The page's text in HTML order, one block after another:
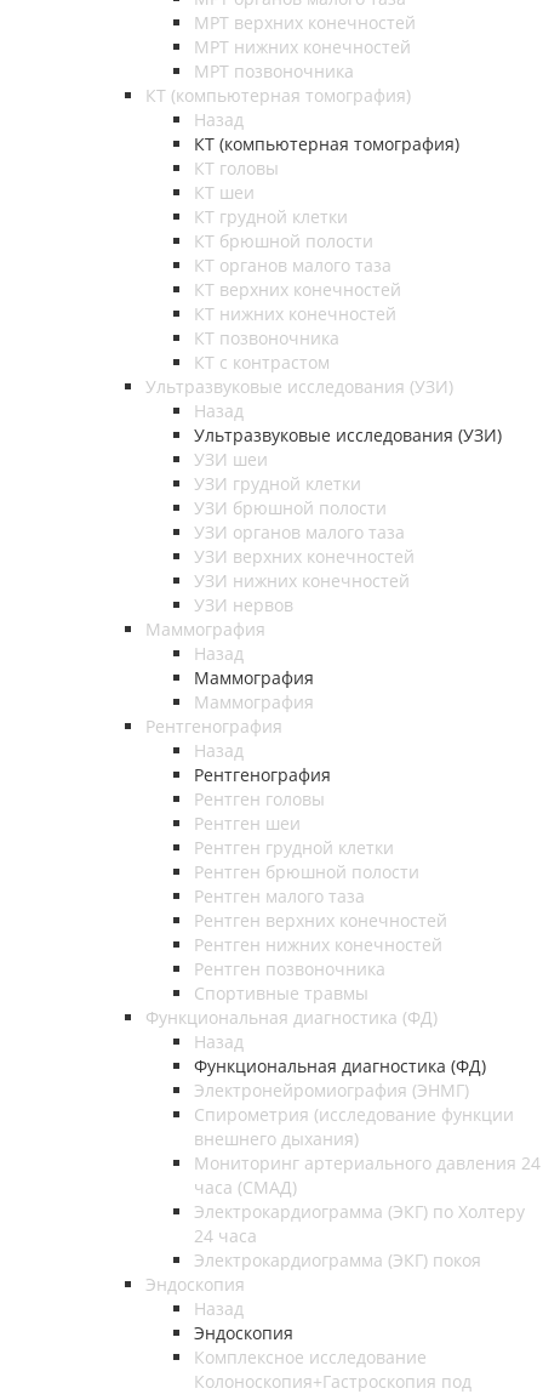
МРТ верхних конечностей
МРТ нижних конечностей
МРТ позвоночника
КТ (компьютерная томография)
Назад
КТ (компьютерная томография)
КТ головы
КТ шеи
КТ грудной клетки
КТ брюшной полости
КТ органов малого таза
КТ верхних конечностей
КТ нижних конечностей
КТ позвоночника
КТ с контрастом
Ультразвуковые исследования (УЗИ)
Назад
Ультразвуковые исследования (УЗИ)
УЗИ шеи
УЗИ грудной клетки
УЗИ брюшной полости
УЗИ органов малого таза
УЗИ верхних конечностей
УЗИ нижних конечностей
УЗИ нервов
Маммография
Назад
Маммография
Маммография
Рентгенография
Назад
Рентгенография
Рентген головы
Рентген шеи
Рентген грудной клетки
Рентген брюшной полости
Рентген малого таза
Рентген верхних конечностей
Рентген нижних конечностей
Рентген позвоночника
Спортивные травмы
Функциональная диагностика (ФД)
Назад
Функциональная диагностика (ФД)
Электронейромиография (ЭНМГ)
Спирометрия (исследование функции
внешнего дыхания)
Мониторинг артериального давления 24
часа (СМАД)
Электрокардиограмма (ЭКГ) по Холтеру
24 часа
Электрокардиограмма (ЭКГ) покоя
Эндоскопия
Назад
Эндоскопия
Комплексное исследование
Колоноскопия+Гастроскопия под